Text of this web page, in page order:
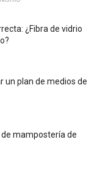
¿Fibra de vidrio
un plan de medios de
mampostería de